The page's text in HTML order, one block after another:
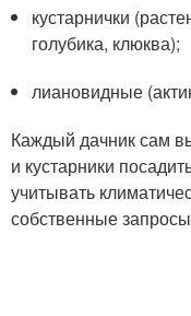
кустарнички
голубика, клюква);
лиановидные
Каждый дачник сам
и кустарники
учитывать
собственные